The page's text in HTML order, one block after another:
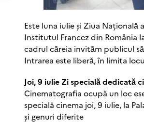
Este luna iulie și Ziua Naționalӑ
Institutul Francez din România
cadrul cӑreia invitӑm publicul
Intrarea este liberӑ, în limita
Joi, 9 iulie Zi specialӑ dedicatӑ
Cinematografia ocupă un loc
specială cinema joi, 9 iulie, la
și genuri diferite